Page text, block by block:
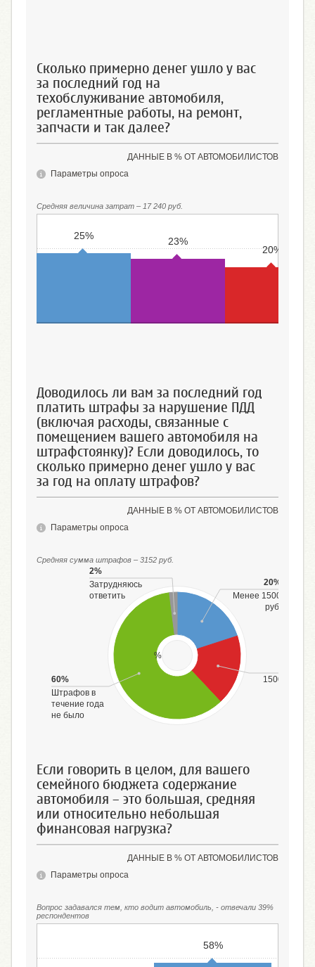
Сколько примерно денег ушло у вас
за последний год на
техобслуживание автомобиля,
регламентные работы, на ремонт,
запчасти и так далее?
ДАННЫЕ В % ОТ АВТОМОБИЛИСТОВ
Параметры опроса
Средняя величина затрат – 17 240 руб.
25% 23%
20%
Доводилось ли вам за последний год
платить штрафы за нарушение ПДД
(включая расходы, связанные с
помещением вашего автомобиля на
штрафстоянку)? Если доводилось, то
сколько примерно денег ушло у вас
за год на оплату штрафов?
ДАННЫЕ В % ОТ АВТОМОБИЛИСТОВ
Параметры опроса
Средняя сумма штрафов – 3152 руб.
%
20%
Менее 1500
руб.
1500 руб. и
60%
Штрафов в
течение года
не было
2%
Затрудняюсь
ответить
Если говорить в целом, для вашего
семейного бюджета содержание
автомобиля – это большая, средняя
или относительно небольшая
финансовая нагрузка?
ДАННЫЕ В % ОТ АВТОМОБИЛИСТОВ
Параметры опроса
Вопрос задавался тем, кто водит автомобиль, - отвечали 39%
респондентов
58%